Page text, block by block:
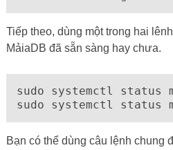
Tiếp theo, dùng một trong hai
MảiaDB đã sẵn sàng hay chưa.
sudo systemctl status
sudo systemctl status
Bạn có thể dùng câu lệnh chung